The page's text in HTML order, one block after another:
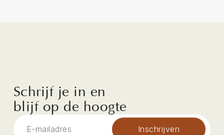
Schrijf je in en
blijf op de hoogte
Inschrijven